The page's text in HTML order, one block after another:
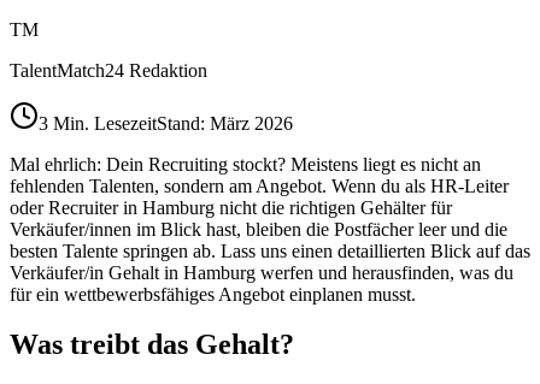
TM
TalentMatch24 Redaktion
3 Min. LesezeitStand: März 2026
Mal ehrlich: Dein Recruiting stockt? Meistens liegt es nicht an
fehlenden Talenten, sondern am Angebot. Wenn du als HR-Leiter
oder Recruiter in Hamburg nicht die richtigen Gehälter für
Verkäufer/innen im Blick hast, bleiben die Postfächer leer und die
besten Talente springen ab. Lass uns einen detaillierten Blick auf das
Verkäufer/in Gehalt in Hamburg werfen und herausfinden, was du
für ein wettbewerbsfähiges Angebot einplanen musst.
Was treibt das Gehalt?